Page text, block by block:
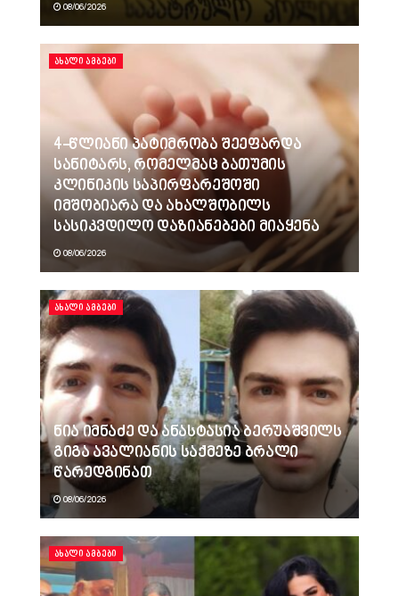
08/06/2026
ᲐᲮᲐᲚᲘ ᲐᲛᲑᲔᲑᲘ
4-წლიანი პატიმრობა შეეფარდა
სანიტარს, რომელმაც ბათუმის
კლინიკის საპირფარეშოში
იმშობიარა და ახალშობილს
სასიკვდილო დაზიანებები მიაყენა
08/06/2026
ᲐᲮᲐᲚᲘ ᲐᲛᲑᲔᲑᲘ
ნია იმნაძე და ანასტასია ბერუაშვილს
გიგა ავალიანის საქმეზე ბრალი
წარედგინათ
08/06/2026
ᲐᲮᲐᲚᲘ ᲐᲛᲑᲔᲑᲘ